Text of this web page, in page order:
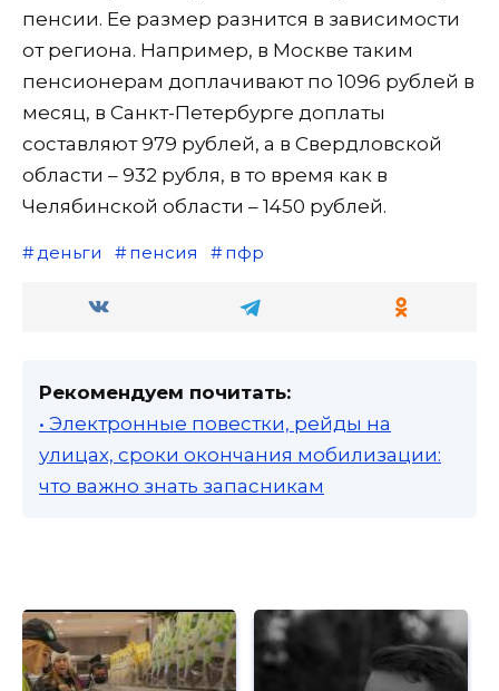
пенсии. Ее размер разнится в зависимости
от региона. Например, в Москве таким
пенсионерам доплачивают по 1096 рублей в
месяц, в Санкт-Петербурге доплаты
составляют 979 рублей, а в Свердловской
области – 932 рубля, в то время как в
Челябинской области – 1450 рублей.
деньги пенсия пфр
Рекомендуем почитать:
• Электронные повестки, рейды на
улицах, сроки окончания мобилизации:
что важно знать запасникам